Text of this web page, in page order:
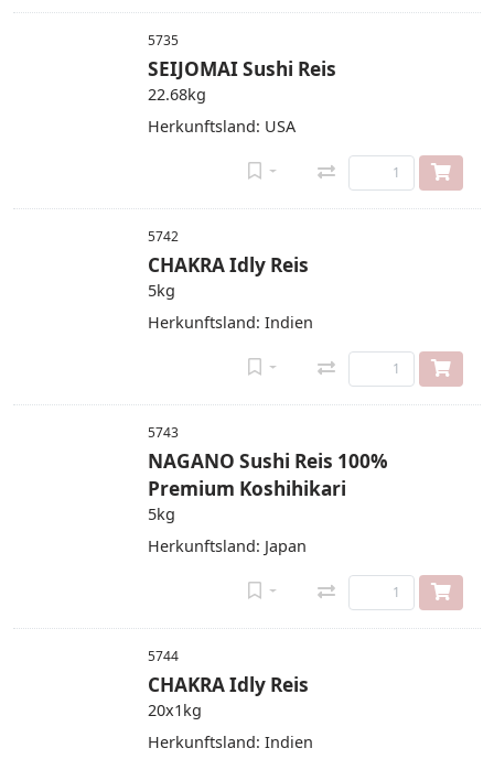
5735
SEIJOMAI Sushi Reis
22.68kg
Herkunftsland: USA
5742
CHAKRA Idly Reis
5kg
Herkunftsland: Indien
5743
NAGANO Sushi Reis 100%
Premium Koshihikari
5kg
Herkunftsland: Japan
5744
CHAKRA Idly Reis
20x1kg
Herkunftsland: Indien